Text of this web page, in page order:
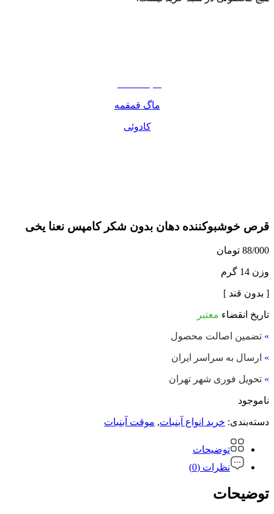
ماگ قمقمه
کادوئی
قرص خوشبوکننده دهان بدون شکر کامپس نعنا یخی
88/000 تومان
وزن 14 گرم
[ بدون قند ]
تاریخ انقضاء معتبر
» تضمین اصالت محصول
» ارسال به سراسر ایران
» تحویل فوری شهر تهران
ناموجود
دسته‌بندی: خرید انواع آبنبات, موقت آبنبات
توضیحات
نظرات (0)
توضیحات